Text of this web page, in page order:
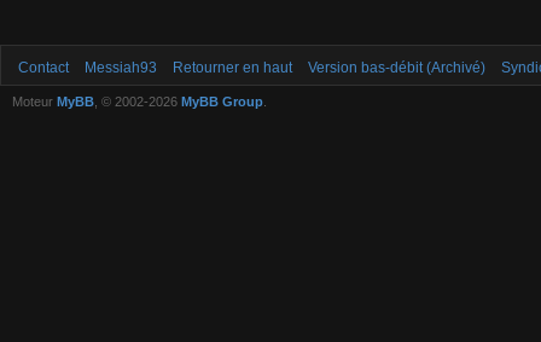
Contact Messiah93 Retourner en haut Version bas-débit (Archivé)
Moteur MyBB , © 2002-2026 MyBB Group